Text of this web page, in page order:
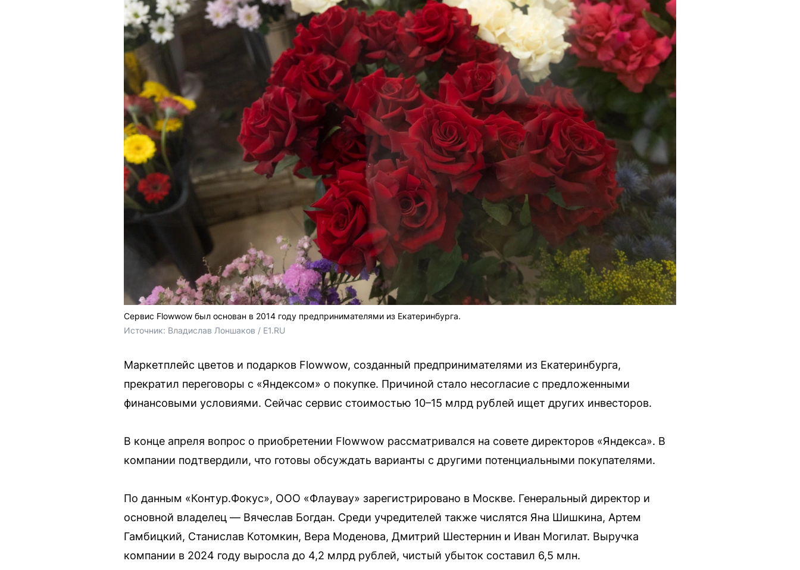
Сервис Flowwow был основан в 2014 году предпринимателями из Екатеринбурга.
Источник: Владислав Лоншаков / E1.RU
Маркетплейс цветов и подарков Flowwow, созданный предпринимателями из Екатеринбурга,
прекратил переговоры с «Яндексом» о покупке. Причиной стало несогласие с предложенными
финансовыми условиями. Сейчас сервис стоимостью 10–15 млрд рублей ищет других инвесторов.
В конце апреля вопрос о приобретении Flowwow рассматривался на совете директоров «Яндекса». В
компании подтвердили, что готовы обсуждать варианты с другими потенциальными покупателями.
По данным «Контур.Фокус», ООО «Флаувау» зарегистрировано в Москве. Генеральный директор и
основной владелец — Вячеслав Богдан. Среди учредителей также числятся Яна Шишкина, Артем
Гамбицкий, Станислав Котомкин, Вера Моденова, Дмитрий Шестернин и Иван Могилат. Выручка
компании в 2024 году выросла до 4,2 млрд рублей, чистый убыток составил 6,5 млн.